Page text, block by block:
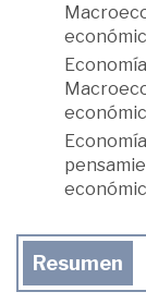
Economía
Economía
Resumen